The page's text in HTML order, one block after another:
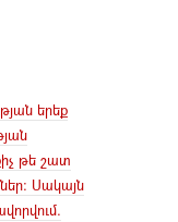
երեք
թե շատ
Սակայն